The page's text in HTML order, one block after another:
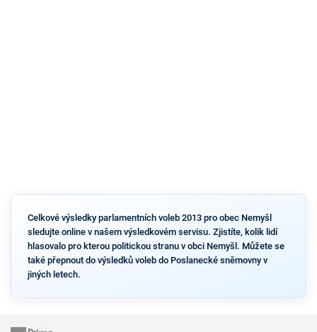
Celkové výsledky parlamentních voleb 2013 pro obec Nemyšl
sledujte online v našem výsledkovém servisu. Zjistíte, kolik lidí
hlasovalo pro kterou politickou stranu v obci Nemyšl. Můžete se
také přepnout do výsledků voleb do Poslanecké sněmovny v
jiných letech.